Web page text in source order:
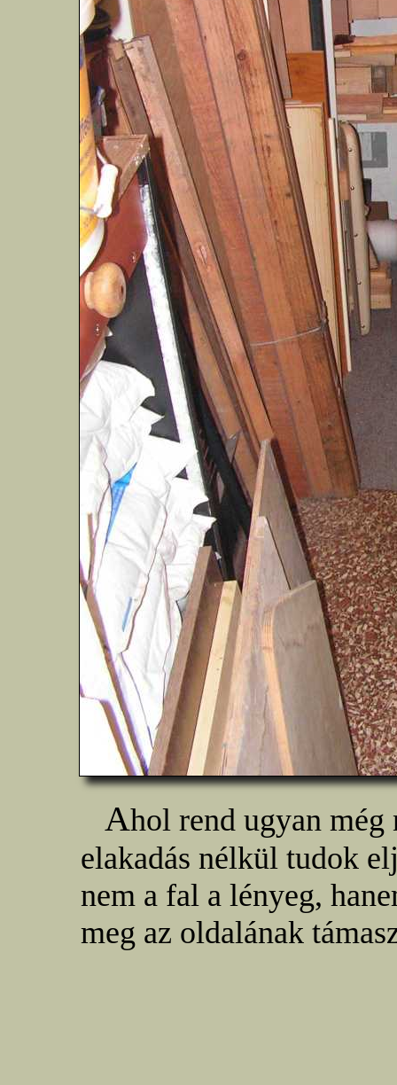
Ahol rend ugyan még
elakadás nélkül tudok
nem a fal a lényeg,
meg az oldalának